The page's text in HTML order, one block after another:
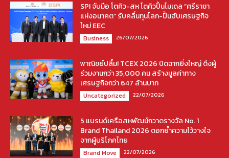
SPI จับมือ โตคิว-สห โตคิวปั้นโมเดล “ศรีราชา
แห่งอนาคต” รับคลื่นทุนโลก-ปั้นฮับเศรษฐกิจ
ใหม่ EEC
Business 26/07/2026
พาณิชย์ปลื้ม! TCEX 2026 ปิดฉากยิ่งใหญ่ ดึงผู้
ร่วมงานกว่า 35,000 คน สร้างมูลค่าทาง
เศรษฐกิจกว่า 647 ล้านบาท
Uncategorized 22/07/2026
5 แบรนด์เครือสหพัฒน์กวาดรางวัล No. 1
Brand Thailand 2026 ตอกย้ำความไว้วางใจ
จากผู้บริโภคไทย
Brand Move 22/07/2026